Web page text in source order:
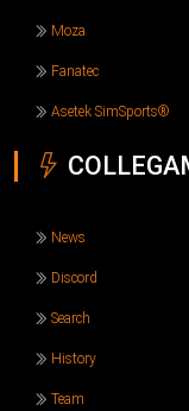
Moza
Fanatec
Asetek SimSports®
News
Discord
Search
History
Team